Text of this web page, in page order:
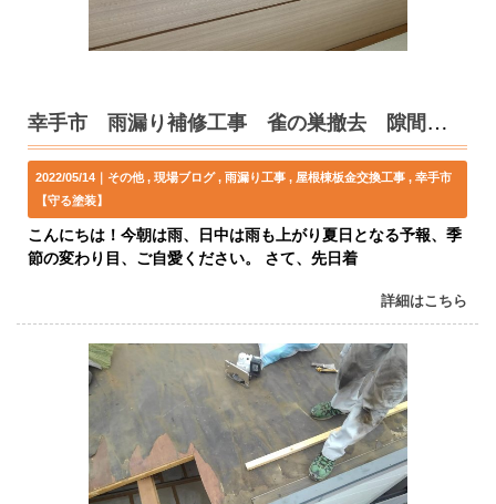
幸手市 雨漏り補修工事 雀の巣撤去 隙間対策！
2022/05/14｜ その他 現場ブログ 雨漏り工事 屋根棟板金交換工事
幸手市
【守る塗装】
こんにちは！今朝は雨、日中は雨も上がり夏日となる予報、季
節の変わり目、ご自愛ください。 さて、先日着
詳細はこちら